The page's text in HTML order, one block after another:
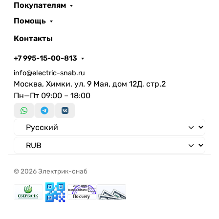
за 1000 часов
Мощность лампы с
Мощность лампы по
Световой поток по
Однородность цвета (Эллипс Мак
Адама)
Суммарный коэффициент
гармонических искажений
Фотобиологическая безопасность
Обозначение лампы
Мин. количество циклов
переключения
Коэффициент мощности
Покупателям
Помощь
Контакты
+7 995-15-00-813
info@electric-snab.ru
Москва, Химки, ул. 9 Мая, дом 12Д, стр.2
Пн—Пт 09:00 – 18:00
© 2026 Электрик-снаб